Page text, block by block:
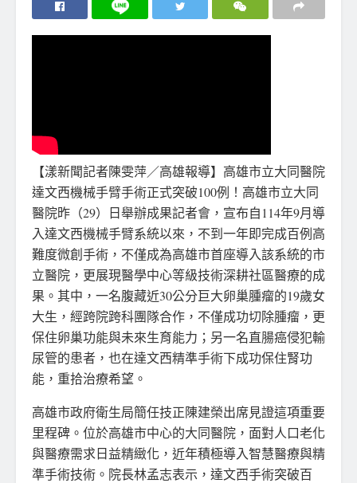
【漾新聞記者陳雯萍／高雄報導】高雄市立大同醫院
達文西機械手臂手術正式突破100例！高雄市立大同
醫院昨（29）日舉辦成果記者會，宣布自114年9月導
入達文西機械手臂系統以來，不到一年即完成百例高
難度微創手術，不僅成為高雄市首座導入該系統的市
立醫院，更展現醫學中心等級技術深耕社區醫療的成
果。其中，一名腹藏近30公分巨大卵巢腫瘤的19歲女
大生，經跨院跨科團隊合作，不僅成功切除腫瘤，更
保住卵巢功能與未來生育能力；另一名直腸癌侵犯輸
尿管的患者，也在達文西精準手術下成功保住腎功
能，重拾治療希望。
高雄市政府衛生局簡任技正陳建榮出席見證這項重要
里程碑。位於高雄市中心的大同醫院，面對人口老化
與醫療需求日益精緻化，近年積極導入智慧醫療與精
準手術技術。院長林孟志表示，達文西手術突破百